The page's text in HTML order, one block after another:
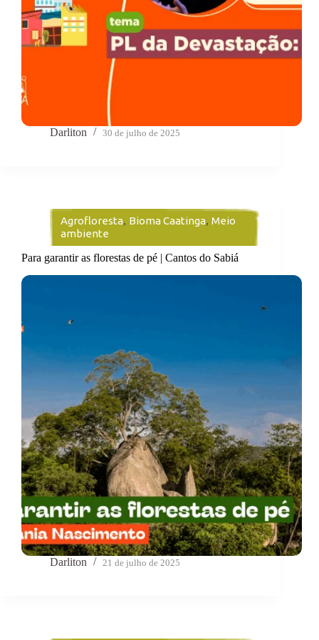
Darliton 30 de julho de 2025
Agrofloresta, Bioma Caatinga, Meio
ambiente
Para garantir as florestas de pé | Cantos do Sabiá
Darliton 21 de julho de 2025